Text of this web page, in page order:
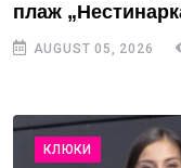
плаж
AUGUST 05, 2026
КЛЮКИ